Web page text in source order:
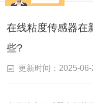
在线粘度传感器在
些?
更新时间：2025-